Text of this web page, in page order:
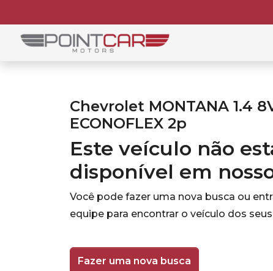
Chevrolet MONTANA 1.4
ECONOFLEX 2p
Este veículo não
disponível em
Você pode fazer uma nova busca ou
equipe para encontrar o veículo dos
Fazer uma nova busca